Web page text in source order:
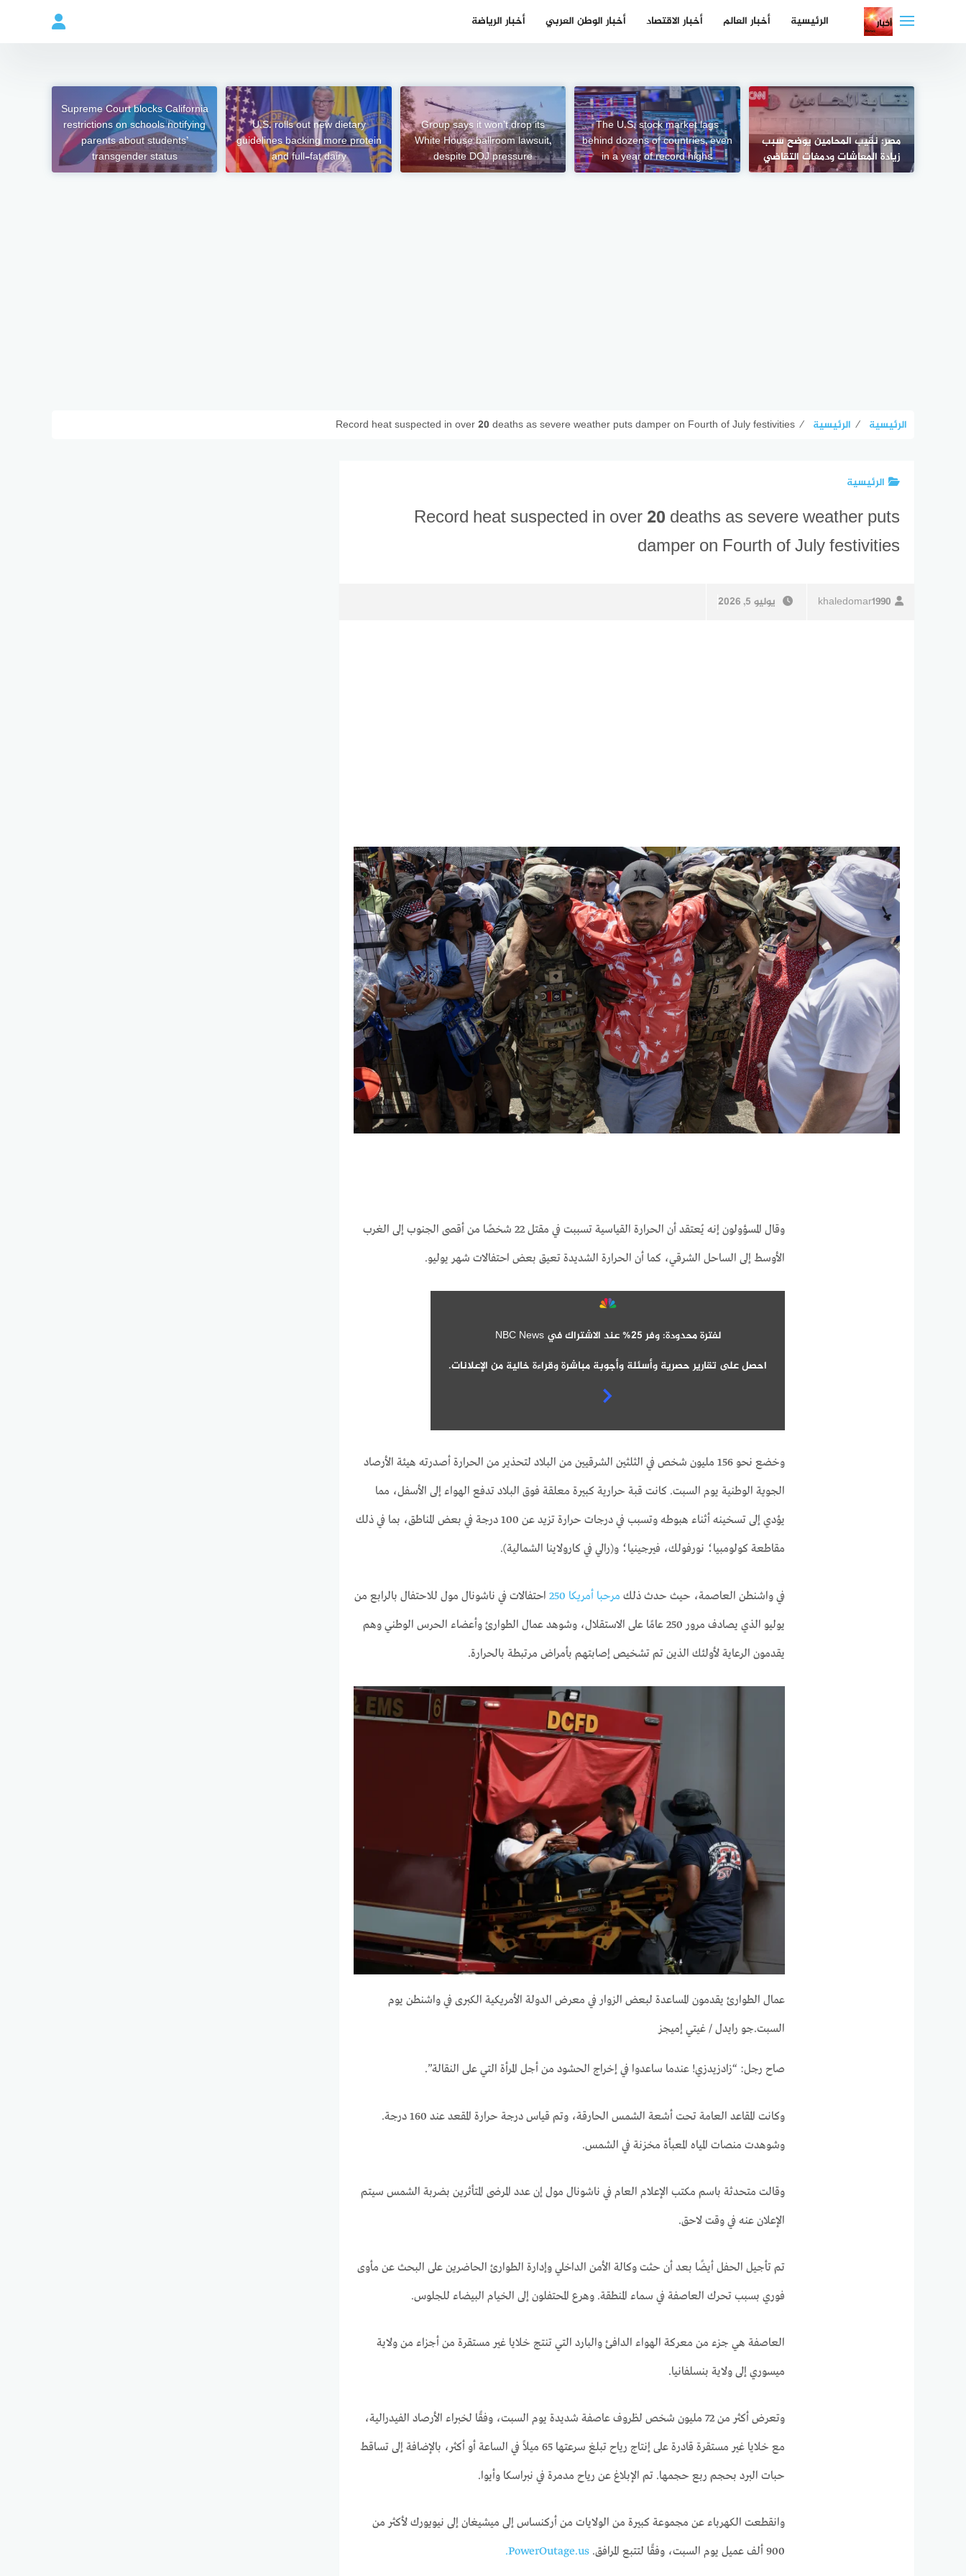
الرئيسية أخبار العالم أخبار الاقتصاد أخبار الوطن العربي أخبار الرياضة
مصر: نقيب المحامين يوضح سبب
زيادة المعاشات ودمغات التقاضي
The U.S. stock market lags
behind dozens of countries, even
in a year of record highs
Group says it won’t drop its
White House ballroom lawsuit,
despite DOJ pressure
U.S. rolls out new dietary
guidelines backing more protein
and full-fat dairy
Supreme Court blocks California
restrictions on schools notifying
parents about students’
transgender status
الرئيسية ⁄ الرئيسية ⁄
Record heat suspected in over 20 deaths as severe weather puts damper on Fourth of July festivities
الرئيسية
Record heat suspected in over 20 deaths as severe weather puts
damper on Fourth of July festivities
khaledomar1990 يوليو 5, 2026
وقال المسؤولون إنه يُعتقد أن الحرارة القياسية تسببت في مقتل 22 شخصًا من أقصى الجنوب إلى الغرب
الأوسط إلى الساحل الشرقي، كما أن الحرارة الشديدة تعيق بعض احتفالات شهر يوليو.
لفترة محدودة: وفر 25% عند الاشتراك في NBC News
احصل على تقارير حصرية وأسئلة وأجوبة مباشرة وقراءة خالية من الإعلانات.
وخضع نحو 156 مليون شخص في الثلثين الشرقيين من البلاد لتحذير من الحرارة أصدرته هيئة الأرصاد
الجوية الوطنية يوم السبت. كانت قبة حرارية كبيرة معلقة فوق البلاد تدفع الهواء إلى الأسفل، مما
يؤدي إلى تسخينه أثناء هبوطه وتسبب في درجات حرارة تزيد عن 100 درجة في بعض المناطق، بما في ذلك
مقاطعة كولومبيا؛ نورفولك، فيرجينيا؛ و(رالي في كارولاينا الشمالية).
في واشنطن العاصمة، حيث حدث ذلك مرحبا أمريكا 250
احتفالات في ناشونال مول للاحتفال بالرابع من
يوليو الذي يصادف مرور 250 عامًا على الاستقلال، وشوهد عمال الطوارئ وأعضاء الحرس الوطني وهم
يقدمون الرعاية لأولئك الذين تم تشخيص إصابتهم بأمراض مرتبطة بالحرارة.
عمال الطوارئ يقدمون المساعدة لبعض الزوار في معرض الدولة الأمريكية الكبرى في واشنطن يوم
السبت.جو رايدل / غيتي إميجز
صاح رجل: “زادزيدزي! عندما ساعدوا في إخراج الحشود من أجل المرأة التي على النقالة”.
وكانت المقاعد العامة تحت أشعة الشمس الحارقة، وتم قياس درجة حرارة المقعد عند 160 درجة.
وشوهدت منصات المياه المعبأة مخزنة في الشمس.
وقالت متحدثة باسم مكتب الإعلام العام في ناشونال مول إن عدد المرضى المتأثرين بضربة الشمس سيتم
الإعلان عنه في وقت لاحق.
تم تأجيل الحفل أيضًا بعد أن حثت وكالة الأمن الداخلي وإدارة الطوارئ الحاضرين على البحث عن مأوى
فوري بسبب تحرك العاصفة في سماء المنطقة. وهرع المحتفلون إلى الخيام البيضاء للجلوس.
العاصفة هي جزء من معركة الهواء الدافئ والبارد التي تنتج خلايا غير مستقرة من أجزاء من ولاية
ميسوري إلى ولاية بنسلفانيا.
وتعرض أكثر من 72 مليون شخص لظروف عاصفة شديدة يوم السبت، وفقًا لخبراء الأرصاد الفيدرالية،
مع خلايا غير مستقرة قادرة على إنتاج رياح تبلغ سرعتها 65 ميلاً في الساعة أو أكثر، بالإضافة إلى تساقط
حبات البرد بحجم ربع حجمها. تم الإبلاغ عن رياح مدمرة في نبراسكا وأيوا.
وانقطعت الكهرباء عن مجموعة كبيرة من الولايات من أركنساس إلى ميشيغان إلى نيويورك لأكثر من
900 ألف عميل يوم السبت، وفقًا لتتبع المرافق.
PowerOutage.us.